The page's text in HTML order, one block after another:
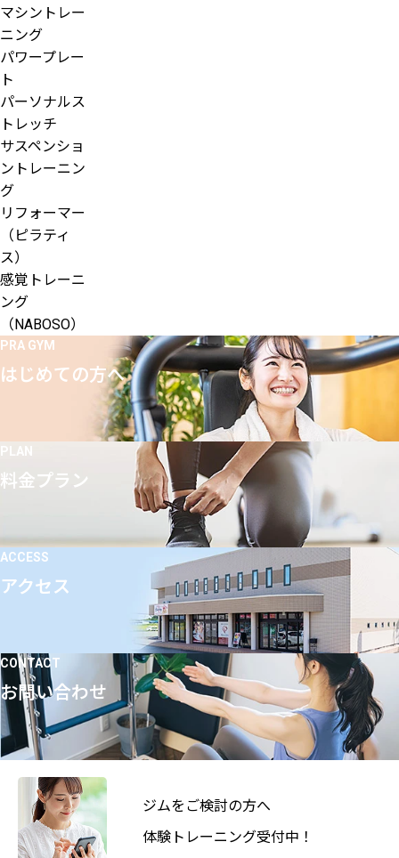
マシントレー
ニング
パワープレー
ト
パーソナルス
トレッチ
サスペンショ
ントレーニン
グ
リフォーマー
（ピラティ
ス）
感覚トレーニ
ング
（NABOSO）
PRA GYM
はじめての方へ
PLAN
料金プラン
ACCESS
アクセス
CONTACT
お問い合わせ
ジムをご検討の方へ
体験トレーニング受付中！